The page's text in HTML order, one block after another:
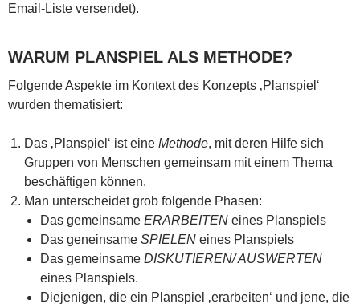
Email-Liste versendet).
WARUM PLANSPIEL ALS METHODE?
Folgende Aspekte im Kontext des Konzepts ‚Planspiel‘
wurden thematisiert:
Das ‚Planspiel‘ ist eine Methode, mit deren Hilfe sich
Gruppen von Menschen gemeinsam mit einem Thema
beschäftigen können.
Man unterscheidet grob folgende Phasen:
Das gemeinsame ERARBEITEN eines Planspiels
Das geneinsame SPIELEN eines Planspiels
Das gemeinsame DISKUTIEREN/ AUSWERTEN
eines Planspiels.
Diejenigen, die ein Planspiel ‚erarbeiten‘ und jene, die